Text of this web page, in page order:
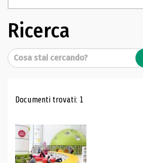
Ricerca
Cerca
Risultati di
Documenti trovati: 1